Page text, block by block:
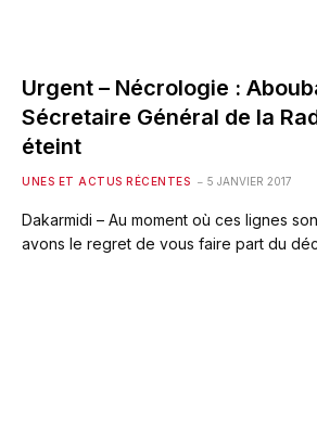
Urgent – Nécrologie :
Sécretaire Général de la
éteint
UNES ET ACTUS RÉCENTES 5 JANVIER 2017
Dakarmidi – Au moment où ces lignes
avons le regret de vous faire part du